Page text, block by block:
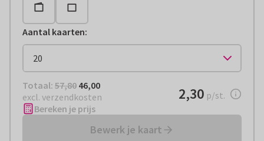
Aantal kaarten:
Totaal: € 46,00
Totaal: 57,80 46,00
excl. verzendkosten
€ 2,30per stuk
2,30 p/st.
Bereken je prijs
Bewerk je kaart